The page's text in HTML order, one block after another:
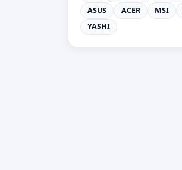
ASUS
ACER MSI
YASHI